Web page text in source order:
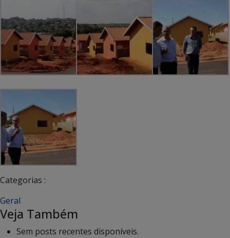
Categorias :
Geral
Veja Também
Sem posts recentes disponíveis.